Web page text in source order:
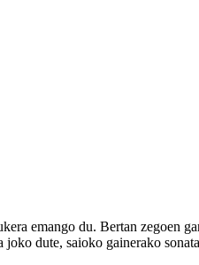
emango du. Bertan zegoen
dute, saioko gainerako